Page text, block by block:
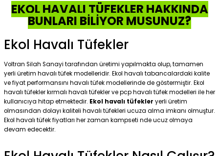
EKOL HAVALI TÜFEKLER HAKKINDA
BUNLARI BİLİYOR MUSUNUZ?
Ekol Havalı Tüfekler
Voltran Silah Sanayi tarafından üretimi yapılmakta olup, tamamen
yerli üretim havalı tüfek modelleridir. Ekol havalı tabancalardaki kalite
ve fiyat performansını havalı tüfek modellerinde de göstermiştir. Ekol
havalı tüfekler kırmalı havalı tüfekler ve pcp havalı tüfek modelleri ile her
kullanıcıya hitap etmektedir. Ekol havalı tüfekler yerli üretim
olmasından dolayı kaliteli havalı tüfekleri ucuza alma imkanı olmuştur.
Ekol havalı tüfek fiyatları her zaman kampseti nde ucuz olmaya
devam edecektir.